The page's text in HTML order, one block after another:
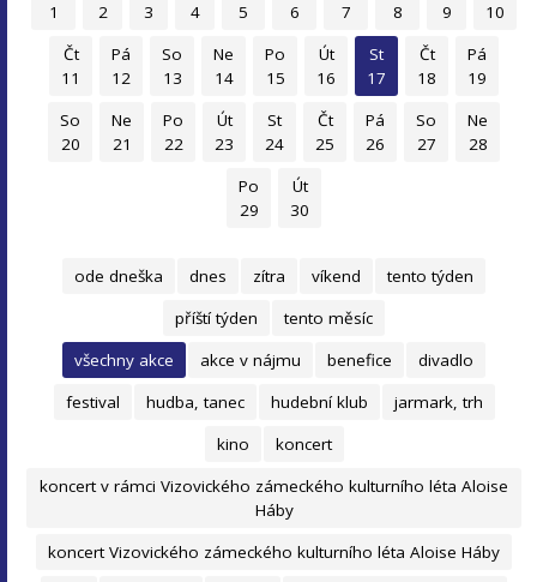
1
2
3
4
5
6
7
8
9
10
Čt
11
Pá
12
So
13
Ne
14
Po
15
Út
16
St
17
Čt
18
Pá
19
So
20
Ne
21
Po
22
Út
23
St
24
Čt
25
Pá
26
So
27
Ne
28
Po
29
Út
30
ode dneška dnes zítra víkend
tento týden
příští týden
tento měsíc
všechny akce
akce v nájmu benefice
divadlo
festival
hudba, tanec hudební klub
jarmark, trh
kino
koncert
koncert v rámci Vizovického zámeckého kulturního léta Aloise
Háby
koncert Vizovického zámeckého kulturního léta Aloise Háby